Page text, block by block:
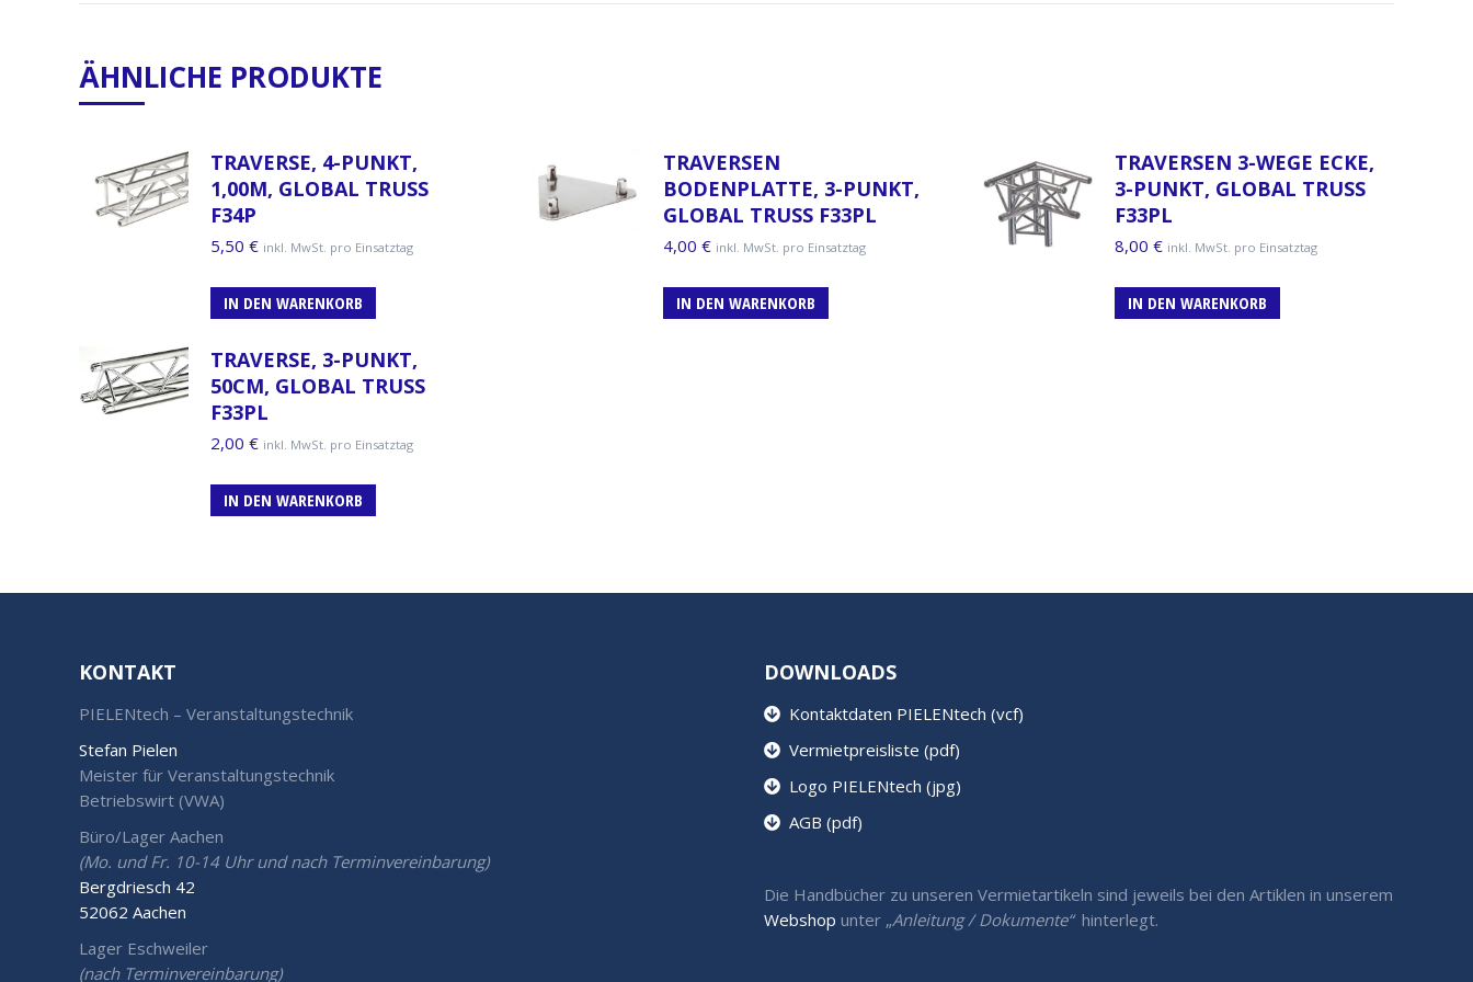
ÄHNLICHE PRODUKTE
TRAVERSE, 4-PUNKT,
1,00M, GLOBAL TRUSS
F34P
5,50 € inkl. MwSt. pro Einsatztag
IN DEN WARENKORB
TRAVERSEN
BODENPLATTE, 3-PUNKT,
GLOBAL TRUSS F33PL
4,00 € inkl. MwSt. pro Einsatztag
IN DEN WARENKORB
TRAVERSEN 3-WEGE ECKE,
3-PUNKT, GLOBAL TRUSS
F33PL
8,00 € inkl. MwSt. pro Einsatztag
IN DEN WARENKORB
TRAVERSE, 3-PUNKT,
50CM, GLOBAL TRUSS
F33PL
2,00 € inkl. MwSt. pro Einsatztag
IN DEN WARENKORB
KONTAKT
PIELENtech – Veranstaltungstechnik
Stefan Pielen
Meister für Veranstaltungstechnik
Betriebswirt (VWA)
Büro/Lager Aachen
(Mo. und Fr. 10-14 Uhr und nach Terminvereinbarung)
Bergdriesch 42
52062 Aachen
Lager Eschweiler
(nach Terminvereinbarung)
DOWNLOADS
Kontaktdaten PIELENtech (vcf)
Vermietpreisliste (pdf)
Logo PIELENtech (jpg)
AGB (pdf)
Die Handbücher zu unseren Vermietartikeln sind jeweils bei den Artiklen in unserem
Webshop unter „Anleitung / Dokumente“ hinterlegt.